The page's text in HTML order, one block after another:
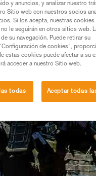
y anuncios, y analizar nuestro
Sitio web con nuestros socios
Si los acepta, nuestras cookies
le seguirán en otros sitios web.
su navegación. Puede retirar su
de cookies",
estas cookies puede afectar a su
acceder a nuestro Sitio web.
todas Aceptar todas